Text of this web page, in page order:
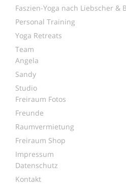
Faszien-Yoga nach Liebscher &
Personal Training
Yoga Retreats
Team
Angela
Sandy
Studio
Freiraum Fotos
Freunde
Raumvermietung
Freiraum Shop
Impressum
Datenschutz
Kontakt